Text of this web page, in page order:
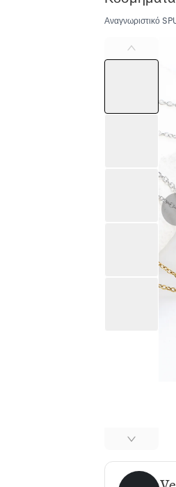
Αναγνωριστικό
Vesper Row